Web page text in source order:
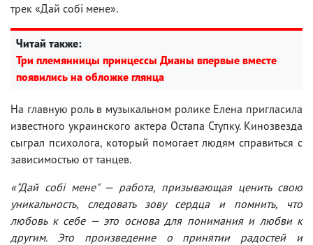
трек «Дай собі мене».
Читай также:
Три племянницы принцессы Дианы впервые вместе
появились на обложке глянца
На главную роль в музыкальном ролике Елена пригласила
известного украинского актера Остапа Ступку. Кинозвезда
сыграл психолога, который помогает людям справиться с
зависимостью от танцев.
«"Дай собі мене" — работа, призывающая ценить свою
уникальность, следовать зову сердца и помнить, что
любовь к себе — это основа для понимания и любви к
другим. Это произведение о принятии радостей и